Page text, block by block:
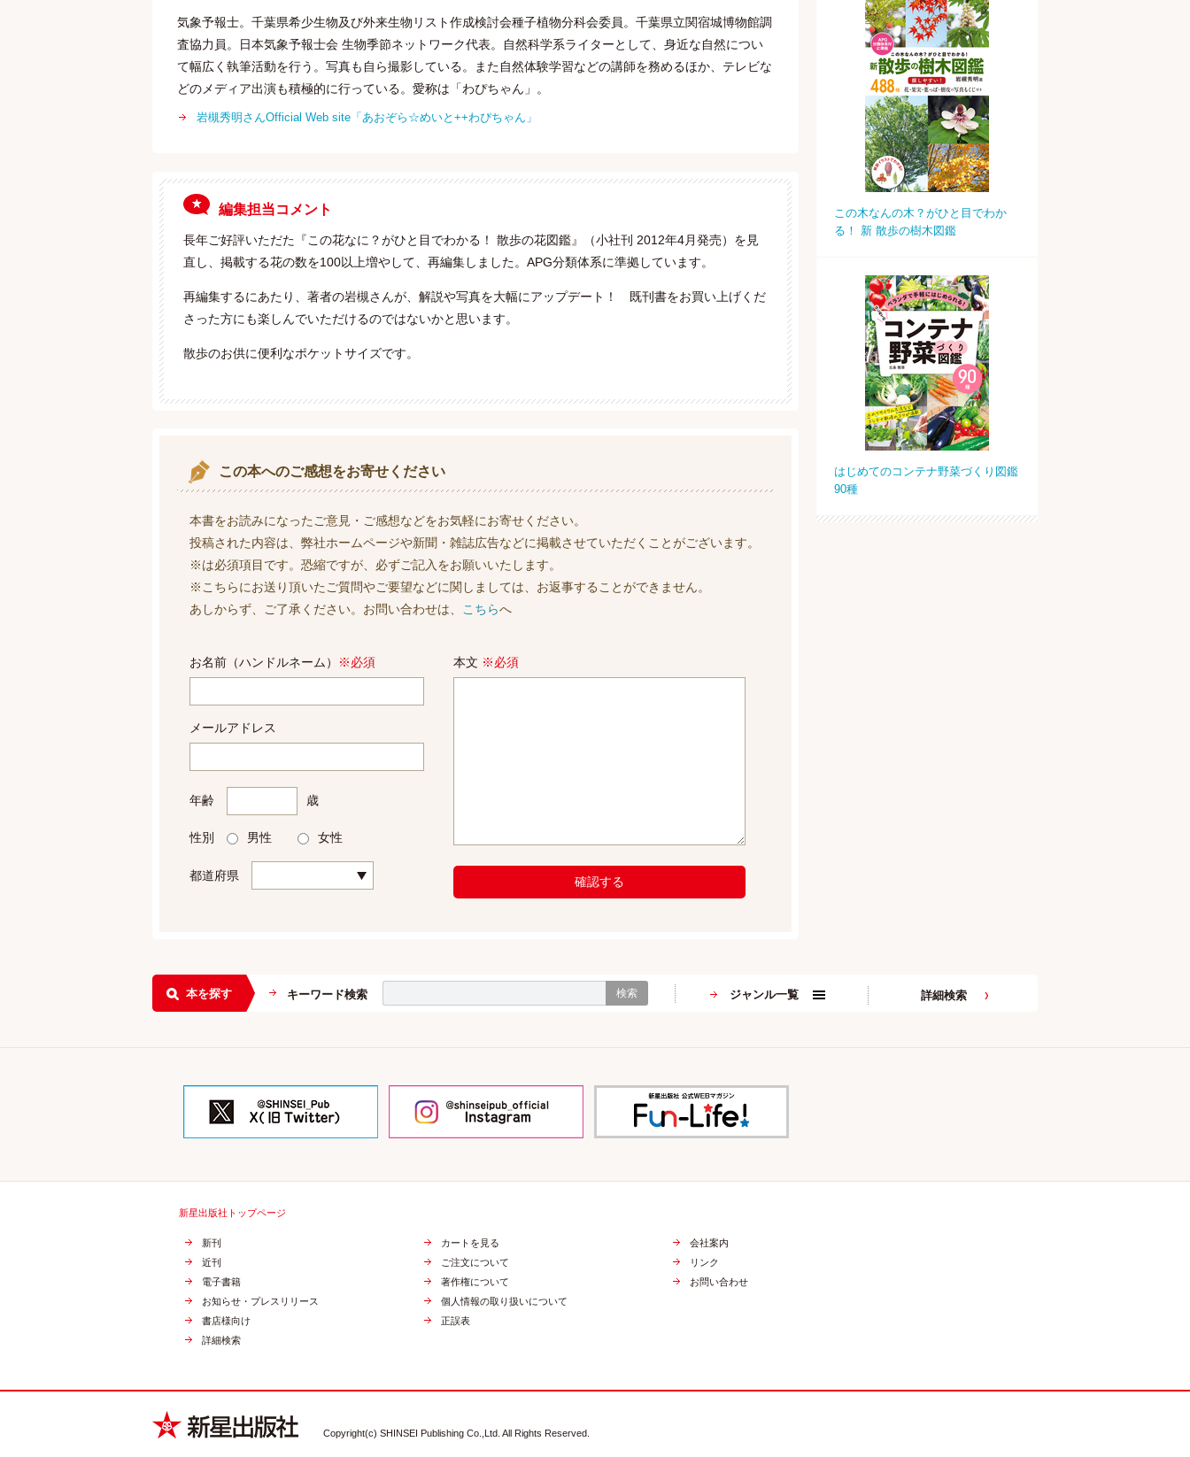
気象予報士。千葉県希少生物及び外来生物リスト作成検討会種子植物分科会委員。千葉県立関宿城博物館調
査協力員。日本気象予報士会 生物季節ネットワーク代表。自然科学系ライターとして、身近な自然につい
て幅広く執筆活動を行う。写真も自ら撮影している。また自然体験学習などの講師を務めるほか、テレビな
どのメディア出演も積極的に行っている。愛称は「わぴちゃん」。
岩槻秀明さんOfficial Web site「あおぞら☆めいと++わぴちゃん」
編集担当コメント
長年ご好評いただた『この花なに？がひと目でわかる！ 散歩の花図鑑』（小社刊 2012年4月発売）を見
直し、掲載する花の数を100以上増やして、再編集しました。APG分類体系に準拠しています。
再編集するにあたり、著者の岩槻さんが、解説や写真を大幅にアップデート！ 既刊書をお買い上げくだ
さった方にも楽しんでいただけるのではないかと思います。
散歩のお供に便利なポケットサイズです。
この本へのご感想をお寄せください
本書をお読みになったご意見・ご感想などをお気軽にお寄せください。
投稿された内容は、弊社ホームページや新聞・雑誌広告などに掲載させていただくことがございます。
※は必須項目です。恐縮ですが、必ずご記入をお願いいたします。
※こちらにお送り頂いたご質問やご要望などに関しましては、お返事することができません。
あしからず、ご了承ください。お問い合わせは、
こちらへ
お名前（ハンドルネーム） ※必須
メールアドレス
年齢 歳
性別 男性 女性
都道府県
本文 ※必須
確認する
この木なんの木？がひと目でわか
る！ 新 散歩の樹木図鑑
はじめてのコンテナ野菜づくり図鑑
90種
本を探す キーワード検索 検索 ジャンル一覧 詳細検索
新星出版社トップページ
新刊
近刊
電子書籍
お知らせ・プレスリリース
書店様向け
詳細検索
カートを見る
ご注文について
著作権について
個人情報の取り扱いについて
正誤表
会社案内
リンク
お問い合わせ
Copyright(c) SHINSEI Publishing Co.,Ltd. All Rights Reserved.